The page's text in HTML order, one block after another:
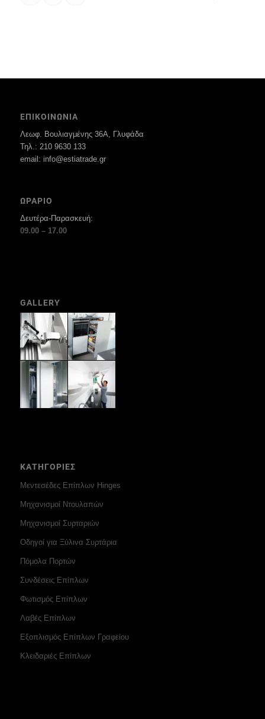
ΕΠΙΚΟΙΝΩΝΙΑ
Λεωφ. Βουλιαγμένης 36Α, Γλυφάδα
Τηλ.: 210 9630 133
email: info@estiatrade.gr
ΩΡΑΡΙΟ
Δευτέρα-Παρασκευή:
09.00 – 17.00
GALLERY
ΚΑΤΗΓΟΡΙΕΣ
Μεντεσέδες Επίπλων Hinges
Μηχανισμοί Ντουλαπών
Μηχανισμοί Συρταριών
Οδηγοί για Ξύλινα Συρτάρια
Πόμολα Πορτών
Συνδέσεις Επίπλων
Φωτισμός Επίπλων
Λαβές Επίπλων
Εξοπλισμός Επίπλων Γραφείου
Κλειδαριές Επίπλων